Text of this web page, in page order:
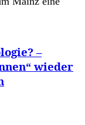
–
wieder